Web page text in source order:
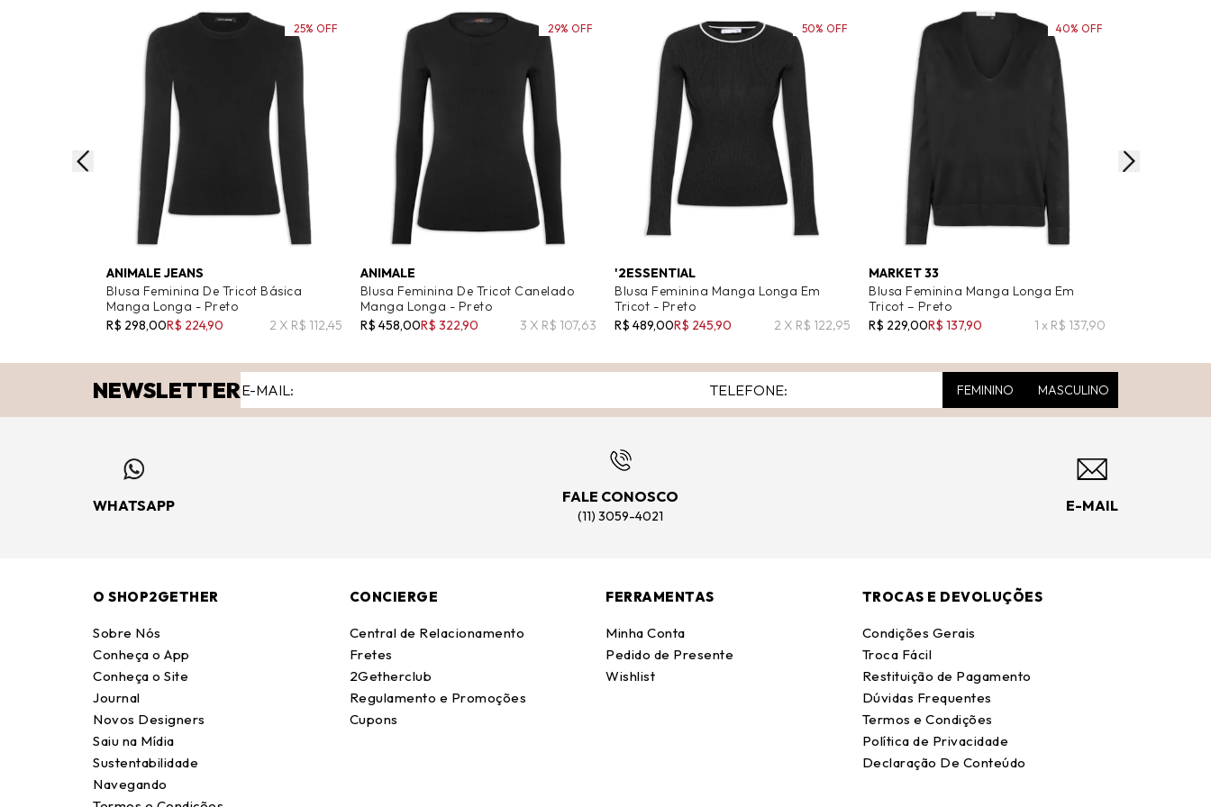
ANIMALE JEANS
Blusa Feminina De Tricot Básica
Manga Longa - Preto
R$ 298,00R$ 224,90 2 X R$ 112,45
25% OFF
ANIMALE
Blusa Feminina De Tricot Canelado
Manga Longa - Preto
R$ 458,00R$ 322,90 3 X R$ 107,63
29% OFF
'2ESSENTIAL
Blusa Feminina Manga Longa Em
Tricot - Preto
R$ 489,00R$ 245,90 2 X R$ 122,95
50% OFF
MARKET 33
Blusa Feminina Manga Longa Em
Tricot – Preto
R$ 229,00R$ 137,90 1 x R$ 137,90
40% OFF
NEWSLETTER FEMININO MASCULINO
WHATSAPP
FALE CONOSCO
(11) 3059-4021
E-MAIL
O SHOP2GETHER
Sobre Nós
Conheça o App
Conheça o Site
Journal
Novos Designers
Saiu na Mídia
Sustentabilidade
Navegando
CONCIERGE
Central de Relacionamento
Fretes
2Getherclub
Regulamento e Promoções
Cupons
FERRAMENTAS
Minha Conta
Pedido de Presente
Wishlist
TROCAS E DEVOLUÇÕES
Condições Gerais
Troca Fácil
Restituição de Pagamento
Dúvidas Frequentes
Termos e Condições
Política de Privacidade
Declaração De Conteúdo